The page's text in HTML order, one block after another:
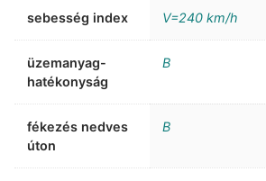
sebesség index V=240 km/h
üzemanyag-
hatékonyság
B
fékezés nedves
úton
B